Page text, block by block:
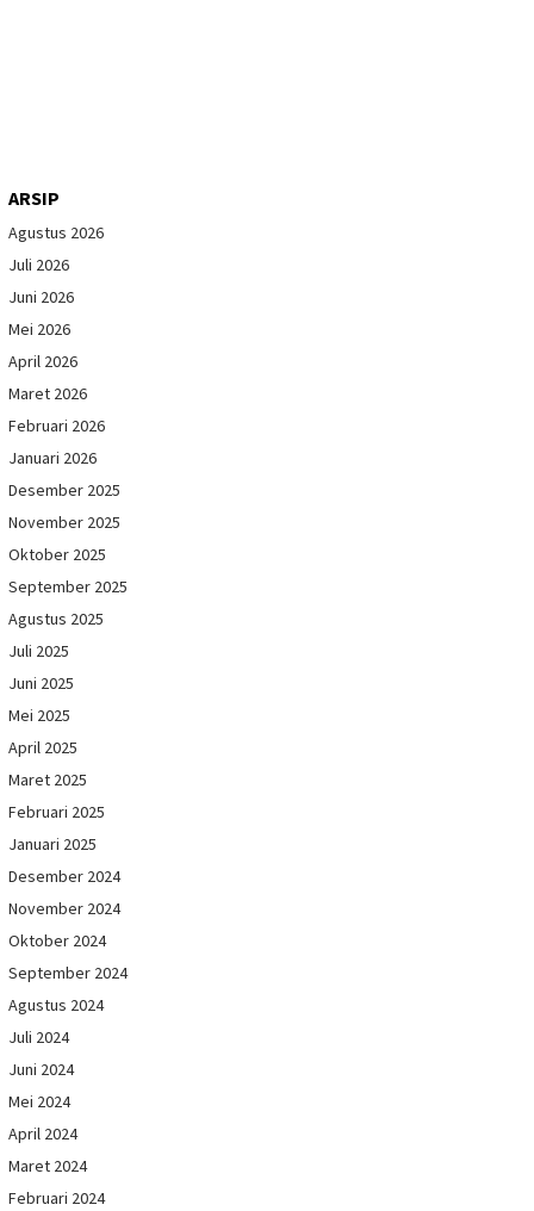
ARSIP
Agustus 2026
Juli 2026
Juni 2026
Mei 2026
April 2026
Maret 2026
Februari 2026
Januari 2026
Desember 2025
November 2025
Oktober 2025
September 2025
Agustus 2025
Juli 2025
Juni 2025
Mei 2025
April 2025
Maret 2025
Februari 2025
Januari 2025
Desember 2024
November 2024
Oktober 2024
September 2024
Agustus 2024
Juli 2024
Juni 2024
Mei 2024
April 2024
Maret 2024
Februari 2024